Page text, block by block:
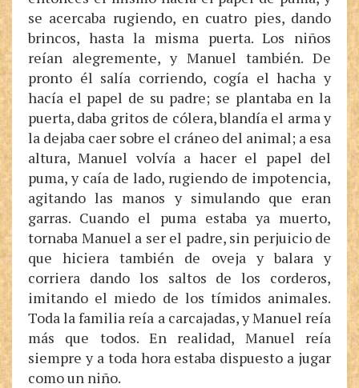
se acercaba rugiendo, en cuatro pies, dando
brincos, hasta la misma puerta. Los niños
reían alegremente, y Manuel también. De
pronto él salía corriendo, cogía el hacha y
hacía el papel de su padre; se plantaba en la
puerta, daba gritos de cólera, blandía el arma y
la dejaba caer sobre el cráneo del animal; a esa
altura, Manuel volvía a hacer el papel del
puma, y caía de lado, rugiendo de impotencia,
agitando las manos y simulando que eran
garras. Cuando el puma estaba ya muerto,
tornaba Manuel a ser el padre, sin perjuicio de
que hiciera también de oveja y balara y
corriera dando los saltos de los corderos,
imitando el miedo de los tímidos animales.
Toda la familia reía a carcajadas, y Manuel reía
más que todos. En realidad, Manuel reía
siempre y a toda hora estaba dispuesto a jugar
como un niño.